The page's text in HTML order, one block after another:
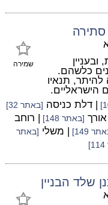
סתירה
שמירה
כלשהם.
תנאיו
| דלת כניסה [באתר 32]
[באתר 148] | רוחב
149] | משלי [באתר
שלד הבניין